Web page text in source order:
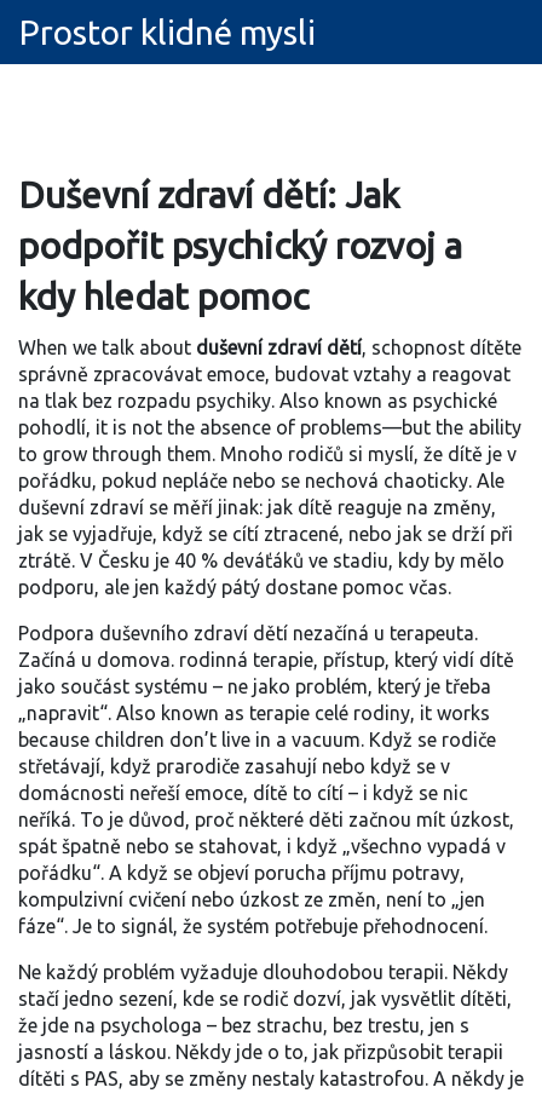
Prostor klidné mysli
Duševní zdraví dětí: Jak
podpořit psychický rozvoj a
kdy hledat pomoc
When we talk about duševní zdraví dětí, schopnost dítěte
správně zpracovávat emoce, budovat vztahy a reagovat
na tlak bez rozpadu psychiky. Also known as psychické
pohodlí, it is not the absence of problems—but the ability
to grow through them. Mnoho rodičů si myslí, že dítě je v
pořádku, pokud nepláče nebo se nechová chaoticky. Ale
duševní zdraví se měří jinak: jak dítě reaguje na změny,
jak se vyjadřuje, když se cítí ztracené, nebo jak se drží při
ztrátě. V Česku je 40 % deváťáků ve stadiu, kdy by mělo
podporu, ale jen každý pátý dostane pomoc včas.
Podpora duševního zdraví dětí nezačíná u terapeuta.
Začíná u domova. rodinná terapie, přístup, který vidí dítě
jako součást systému – ne jako problém, který je třeba
„napravit“. Also known as terapie celé rodiny, it works
because children don’t live in a vacuum. Když se rodiče
střetávají, když prarodiče zasahují nebo když se v
domácnosti neřeší emoce, dítě to cítí – i když se nic
neříká. To je důvod, proč některé děti začnou mít úzkost,
spát špatně nebo se stahovat, i když „všechno vypadá v
pořádku“. A když se objeví porucha příjmu potravy,
kompulzivní cvičení nebo úzkost ze změn, není to „jen
fáze“. Je to signál, že systém potřebuje přehodnocení.
Ne každý problém vyžaduje dlouhodobou terapii. Někdy
stačí jedno sezení, kde se rodič dozví, jak vysvětlit dítěti,
že jde na psychologa – bez strachu, bez trestu, jen s
jasností a láskou. Někdy jde o to, jak přizpůsobit terapii
dítěti s PAS, aby se změny nestaly katastrofou. A někdy je